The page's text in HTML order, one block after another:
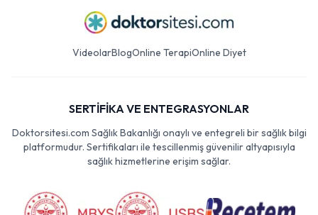
VideolarBlogOnline TerapiOnline Diyet
SERTİFİKA VE ENTEGRASYONLAR
Doktorsitesi.com Sağlık Bakanlığı onaylı ve entegreli bir sağlık bilgi
platformudur. Sertifikaları ile tescillenmiş güvenilir altyapısıyla
sağlık hizmetlerine erişim sağlar.